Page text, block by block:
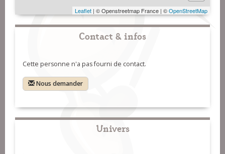
Leaflet | © Openstreetmap France | ©OpenStreetMap
Contact & infos
Cette personne n'a pas fourni de contact.
Nous demander
Univers